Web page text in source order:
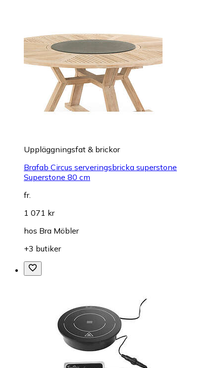
Uppläggningsfat & brickor
Brafab Circus serveringsbricka superstone
Superstone 80 cm
fr.
1 071 kr
hos Bra Möbler
+3 butiker